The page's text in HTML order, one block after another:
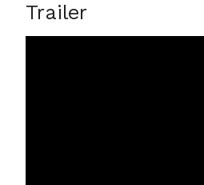
Trailer